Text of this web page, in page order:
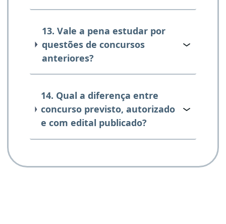
13. Vale a pena estudar por
questões de concursos
anteriores?
14. Qual a diferença entre
concurso previsto, autorizado
e com edital publicado?